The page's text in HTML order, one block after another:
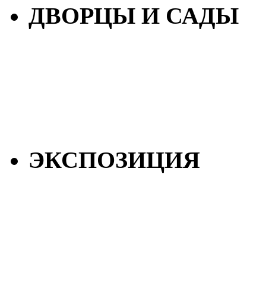
ДВОРЦЫ И САДЫ
ЭКСПОЗИЦИЯ